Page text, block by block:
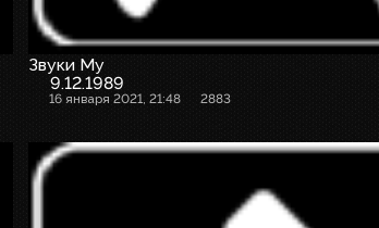
Звуки Му
9.12.1989
16 января 2021, 21:48 2883